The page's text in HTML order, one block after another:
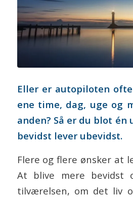
Eller er autopiloten
ene time, dag, uge og
anden? Så er du blot én
bevidst lever ubevidst.
Flere og flere ønsker at
At blive mere bevidst
tilværelsen, om det liv